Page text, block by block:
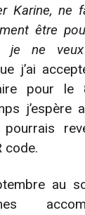
Karine, ne
être
je ne
j’ai
pour le
j’espère
code.
au